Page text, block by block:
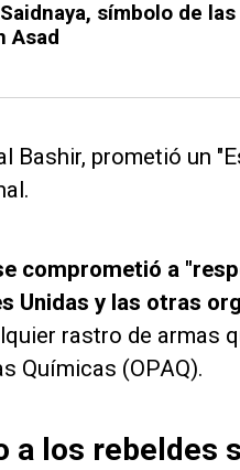
símbolo de
Asad
Bashir, prometió un
comprometió a
Unidas y las otras
rastro de armas
Químicas (OPAQ).
a los rebeldes